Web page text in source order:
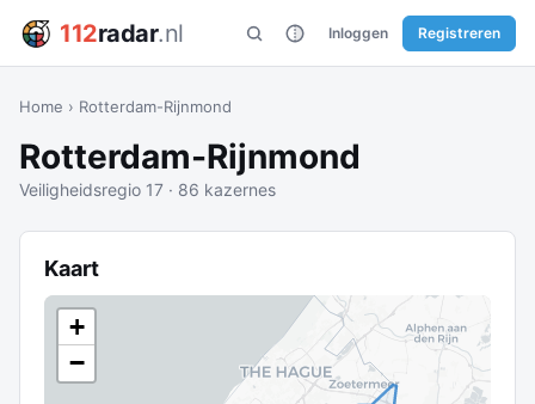
112radar.nl Inloggen Registreren
Home › Rotterdam-Rijnmond
Rotterdam-Rijnmond
Veiligheidsregio 17 · 86 kazernes
Kaart
+
−